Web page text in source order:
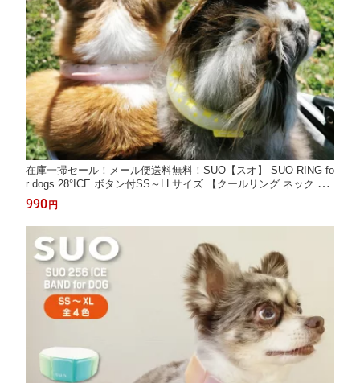
在庫一掃セール！メール便送料無料！SUO【スオ】 SUO RING fo
r dogs 28°ICE ボタン付SS～LLサイズ 【クールリング ネック 首
掛け クール バンド クールネック 解熱 熱中症予防 室内 散歩 ペッ
ト 犬 アウトドア 首もと冷却 冷感 暑さ対策 】
990 円